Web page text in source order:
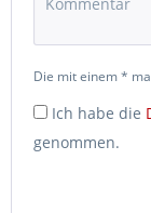
Die mit einem *
Ich habe die
genommen.